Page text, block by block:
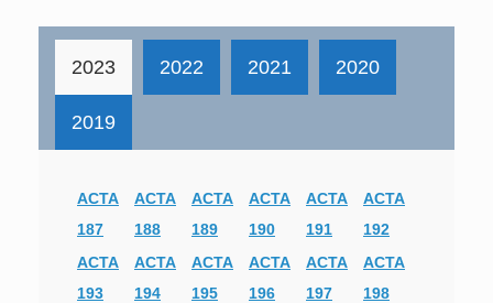
2023 2022 2021 2020
2019
ACTA
187
ACTA
188
ACTA
189
ACTA
190
ACTA
191
ACTA
192
ACTA
193
ACTA
194
ACTA
195
ACTA
196
ACTA
197
ACTA
198